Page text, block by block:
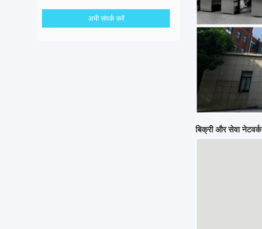
अभी संपर्क करें
बिक्री और सेवा नेटवर्क